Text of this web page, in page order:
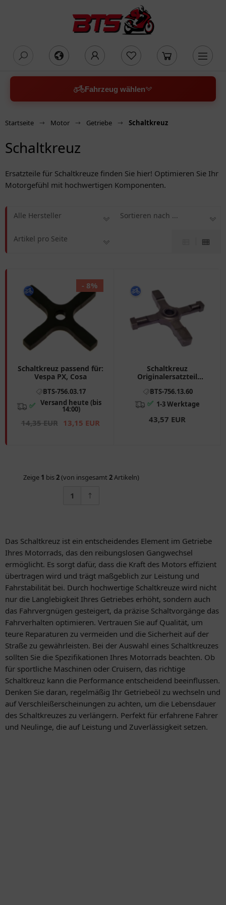
Fahrzeug wählen
Startseite Motor Getriebe Schaltkreuz
Schaltkreuz
Ersatzteile für Schaltkreuze finden Sie hier! Optimieren Sie Ihr
Motorgefühl mit hochwertigen Komponenten.
Alle Hersteller Sortieren nach ...
Artikel pro Seite
Schaltkreuz passend für:
Vespa PX, Cosa
BTS-756.03.17
✅ Versand heute (bis
14:00)
14,35 EUR 13,15 EUR
- 8%
Schaltkreuz
Originalersatzteil
BTS-756.13.60
✅ 1-3 Werktage
43,57 EUR
Zeige 1 bis2(von insgesamt 2Artikeln)
1
Das Schaltkreuz ist ein entscheidendes Element im Getriebe
Ihres Motorrads, das den reibungslosen Gangwechsel
ermöglicht. Es sorgt dafür, dass die Kraft des Motors effizient
übertragen wird und trägt maßgeblich zur Leistung und
Fahrstabilität bei. Durch hochwertige Schaltkreuze wird nicht
nur die Langlebigkeit Ihres Getriebes erhöht, sondern auch
das Fahrvergnügen gesteigert, da präzise Schaltvorgänge das
Fahrverhalten optimieren. Vertrauen Sie auf Qualität, um
teure Reparaturen zu vermeiden und die Sicherheit auf der
Straße zu gewährleisten. Bei der Auswahl eines Schaltkreuzes
sollten Sie die Spezifikationen Ihres Motorrads beachten. Ob
für sportliche Maschinen oder Cruisern, das richtige
Schaltkreuz kann die Performance entscheidend beeinflussen.
Denken Sie daran, regelmäßig Ihr Getriebeöl zu wechseln und
auf Verschleißerscheinungen zu achten, um die Lebensdauer
des Schaltkreuzes zu verlängern. Perfekt für erfahrene Fahrer
und Neulinge, die auf Leistung und Zuverlässigkeit setzen.